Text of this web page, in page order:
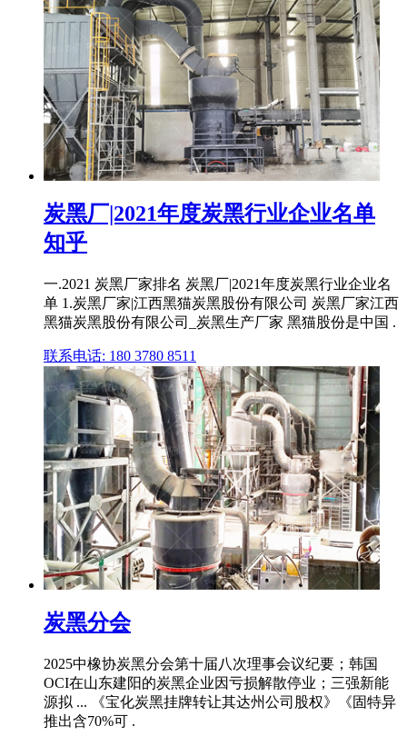
炭黑厂|2021年度炭黑行业企业名单
知乎
一.2021 炭黑厂家排名 炭黑厂|2021年度炭黑行业企业名
单 1.炭黑厂家|江西黑猫炭黑股份有限公司 炭黑厂家江西
黑猫炭黑股份有限公司_炭黑生产厂家 黑猫股份是中国 .
联系电话: 180 3780 8511
炭黑分会
2025中橡协炭黑分会第十届八次理事会议纪要；韩国
OCI在山东建阳的炭黑企业因亏损解散停业；三强新能
源拟 ... 《宝化炭黑挂牌转让其达州公司股权》《固特异
推出含70%可 .